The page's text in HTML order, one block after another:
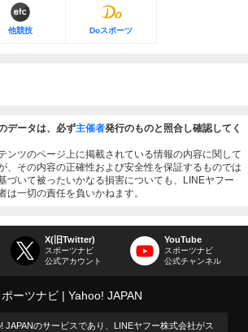
他競技 Doスポーツ
データは、必ず主催者発行のものと照合し確認してく
ンツのページ上に掲載されている情報の内容に関して
、その内容の正確性および安全性を保証するものでは
づいて被ったいかなる損害についても、LINEヤフー
は一切の責任を負いかねます。
X(旧Twitter)
スポーツナビ
公式アカウント
YouTube
スポーツナビ
公式チャンネル
ポーツナビ Yahoo! JAPAN
JAPANのサービスであり、LINEヤフー株式会社がス